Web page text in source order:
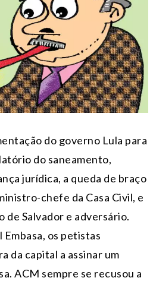
do governo Lula para
do saneamento,
jurídica, a queda de braço
chefe da Casa Civil, e
Salvador e adversário.
os petistas
da capital a assinar um
ACM sempre se recusou a